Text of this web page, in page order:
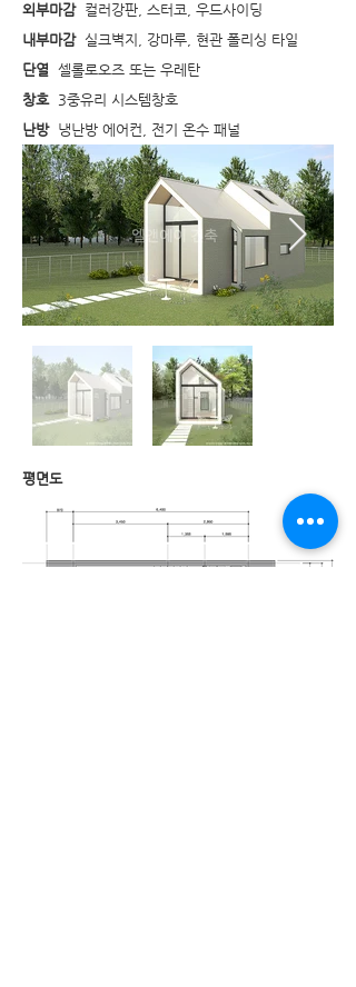
외부마감 컬러강판, 스터코, 우드사이딩
내부마감 실크벽지, 강마루, 현관 폴리싱 타일
단열 셀롤로오즈 또는 우레탄
​창호 3중유리 시스템창호
난방 냉난방 에어컨, 전기 온수 패널
​평면도